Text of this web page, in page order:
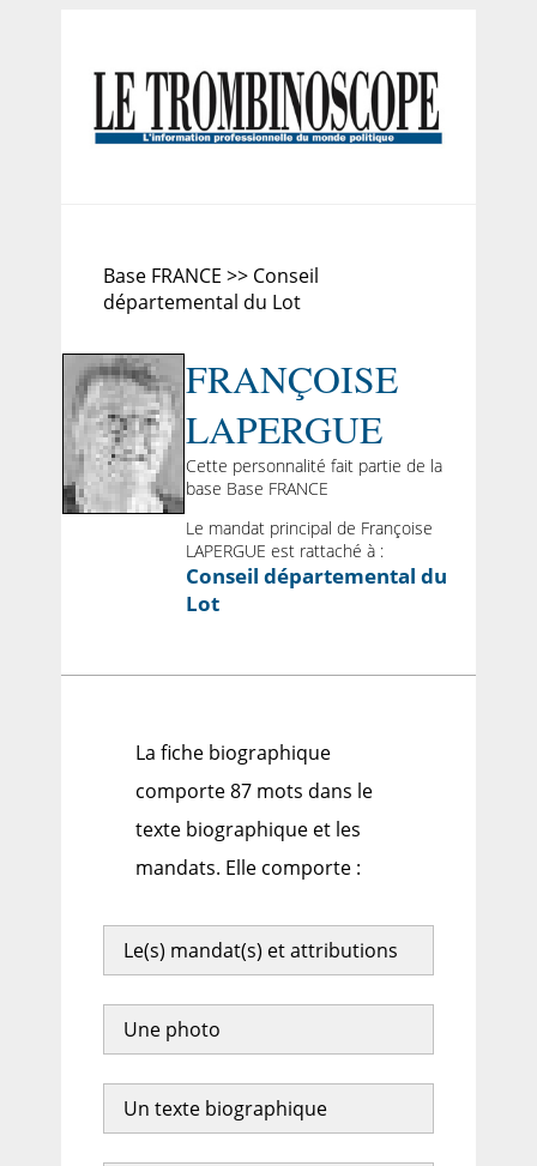
Base FRANCE >> Conseil
départemental du Lot
FRANÇOISE
LAPERGUE
Cette personnalité fait partie de la
base Base FRANCE
Le mandat principal de Françoise
LAPERGUE est rattaché à :
Conseil départemental du
Lot
La fiche biographique
comporte 87 mots dans le
texte biographique et les
mandats. Elle comporte :
Le(s) mandat(s) et attributions
Une photo
Un texte biographique